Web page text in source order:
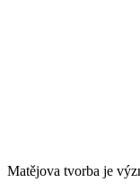
Matějova tvorba je